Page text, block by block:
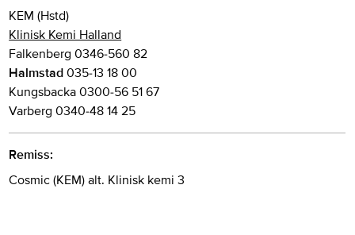
KEM (Hstd)
Klinisk Kemi Halland
Falkenberg 0346-560 82
Halmstad 035-13 18 00
Kungsbacka 0300-56 51 67
Varberg 0340-48 14 25
Remiss:
Cosmic (KEM) alt. Klinisk kemi 3